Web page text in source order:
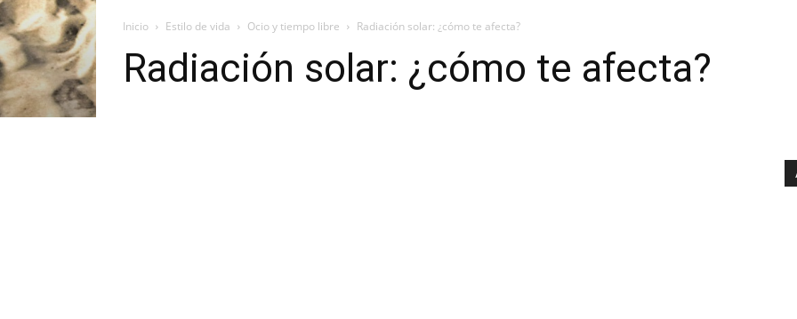
Inicio Estilo de vida Ocio y tiempo libre Radiación solar: ¿cómo te afecta?
Radiación solar: ¿cómo te afecta?